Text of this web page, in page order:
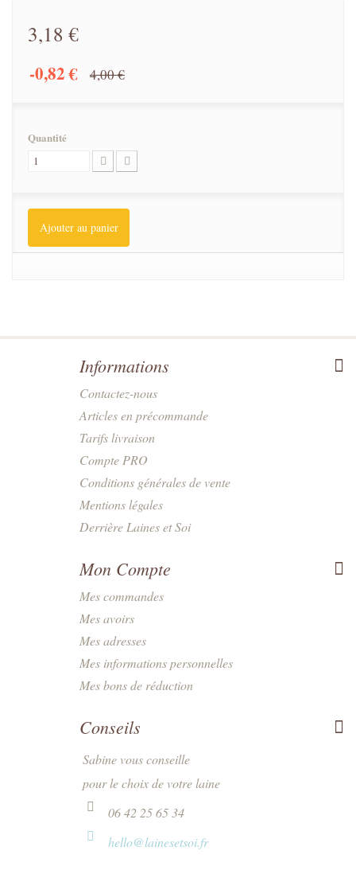
3,18 €
-0,82 € 4,00 €
Quantité
Ajouter au panier
Informations
Contactez-nous
Articles en précommande
Tarifs livraison
Compte PRO
Conditions générales de vente
Mentions légales
Derrière Laines et Soi
Mon Compte
Mes commandes
Mes avoirs
Mes adresses
Mes informations personnelles
Mes bons de réduction
Conseils
Sabine vous conseille
pour le choix de votre laine
06 42 25 65 34
hello@lainesetsoi.fr